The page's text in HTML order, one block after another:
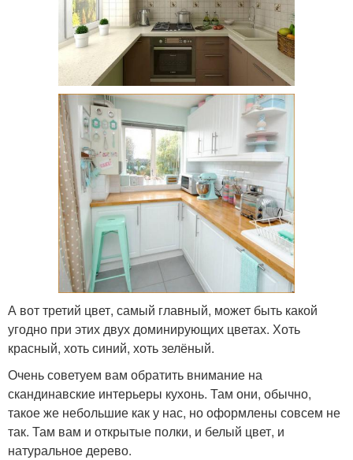
А вот третий цвет, самый главный, может быть какой
угодно при этих двух доминирующих цветах. Хоть
красный, хоть синий, хоть зелёный.
Очень советуем вам обратить внимание на
скандинавские интерьеры кухонь. Там они, обычно,
такое же небольшие как у нас, но оформлены совсем не
так. Там вам и открытые полки, и белый цвет, и
натуральное дерево.